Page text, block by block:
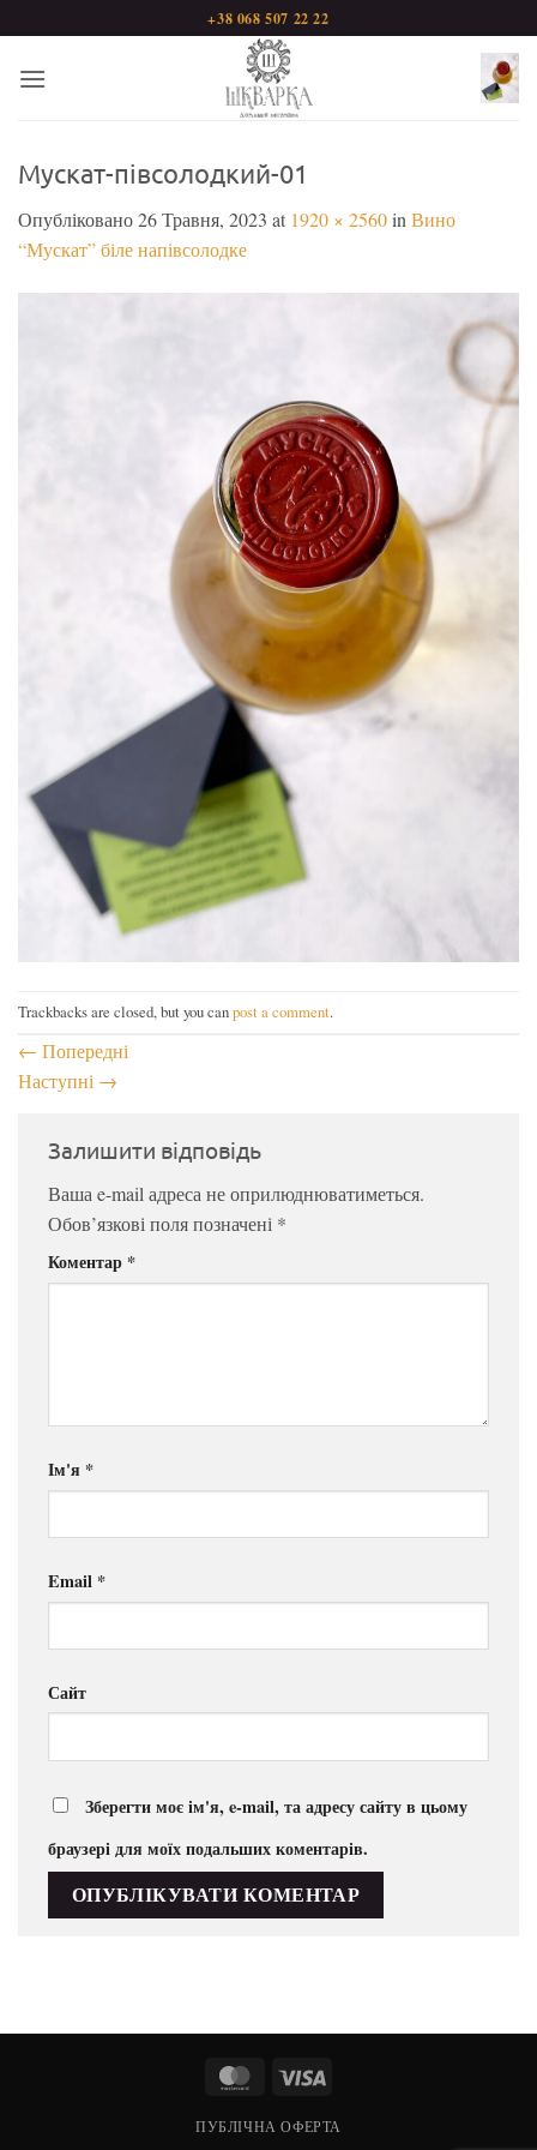
+38 068 507 22 22
Мускат-півсолодкий-01
Опубліковано26 Травня, 2023 at 1920 × 2560in Вино
“Мускат” біле напівсолодке
Trackbacks are closed, but you canpost a comment.
← Попередні
Наступні →
Залишити відповідь
Ваша e-mail адреса не оприлюднюватиметься.
Обов’язкові поля позначені *
Коментар *
Ім'я *
Email *
Сайт
Зберегти моє ім'я, e-mail, та адресу сайту в цьому
браузері для моїх подальших коментарів.
MasterCard
ПУБЛІЧНА ОФЕРТА